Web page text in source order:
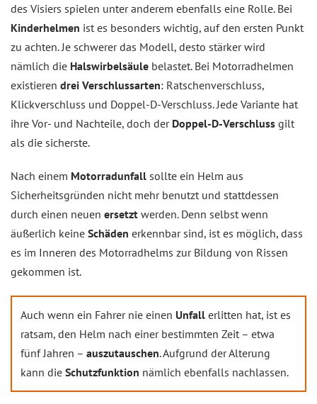
des Visiers spielen unter anderem ebenfalls eine Rolle. Bei
Kinderhelmen ist es besonders wichtig, auf den ersten Punkt
zu achten. Je schwerer das Modell, desto stärker wird
nämlich die Halswirbelsäule belastet. Bei Motorradhelmen
existieren drei Verschlussarten: Ratschenverschluss,
Klickverschluss und Doppel-D-Verschluss. Jede Variante hat
ihre Vor- und Nachteile, doch der Doppel-D-Verschluss gilt
als die sicherste.
Nach einem Motorradunfall sollte ein Helm aus
Sicherheitsgründen nicht mehr benutzt und stattdessen
durch einen neuen ersetzt werden. Denn selbst wenn
äußerlich keine Schäden erkennbar sind, ist es möglich, dass
es im Inneren des Motorradhelms zur Bildung von Rissen
gekommen ist.
Auch wenn ein Fahrer nie einen Unfall erlitten hat, ist es
ratsam, den Helm nach einer bestimmten Zeit – etwa
fünf Jahren – auszutauschen. Aufgrund der Alterung
kann die Schutzfunktion nämlich ebenfalls nachlassen.